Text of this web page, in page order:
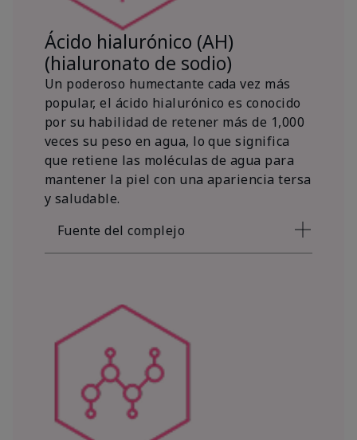
Ácido hialurónico (AH)
(hialuronato de sodio)
Un poderoso humectante cada vez más
popular, el ácido hialurónico es conocido
por su habilidad de retener más de 1,000
veces su peso en agua, lo que significa
que retiene las moléculas de agua para
mantener la piel con una apariencia tersa
y saludable.
Fuente del complejo